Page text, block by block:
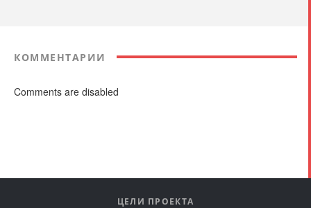
КОММЕНТАРИИ
Comments are disabled
ЦЕЛИ ПРОЕКТА